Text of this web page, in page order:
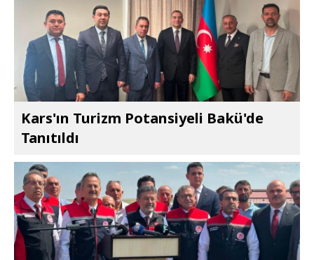
Kars'ın Turizm Potansiyeli Bakü'de
Tanıtıldı